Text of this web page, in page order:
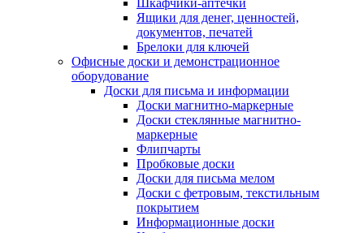
Шкафчики-аптечки
Ящики для денег, ценностей,
документов, печатей
Брелоки для ключей
Офисные доски и демонстрационное
оборудование
Доски для письма и информации
Доски магнитно-маркерные
Доски стеклянные магнитно-
маркерные
Флипчарты
Пробковые доски
Доски для письма мелом
Доски с фетровым, текстильным
покрытием
Информационные доски